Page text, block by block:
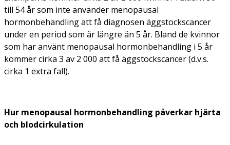
till 54 år som inte använder menopausal
hormonbehandling att få diagnosen äggstockscancer
under en period som är längre än 5 år. Bland de kvinnor
som har använt menopausal hormonbehandling i 5 år
kommer cirka 3 av 2 000 att få äggstockscancer (d.v.s.
cirka 1 extra fall).
Hur menopausal hormonbehandling påverkar hjärta
och blodcirkulation